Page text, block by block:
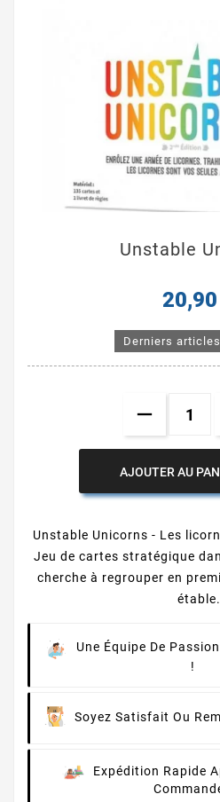
Unstable
Derniers
AJOUTER AU
Unstable Unicorns - Les
Jeu de cartes stratégique
cherche à regrouper en
étable.
Une Équipe De
!
Soyez Satisfait Ou
Expédition Rapide